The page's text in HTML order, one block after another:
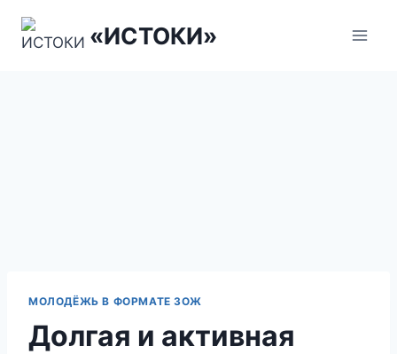
«ИСТОКИ»
МОЛОДЁЖЬ В ФОРМАТЕ ЗОЖ
Долгая и активная